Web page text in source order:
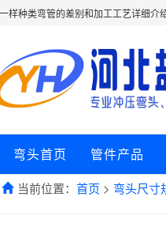
样种类弯管的差别和加工工艺详细介
弯头首页 管件产品
当前位置： 首页 > 弯头尺寸